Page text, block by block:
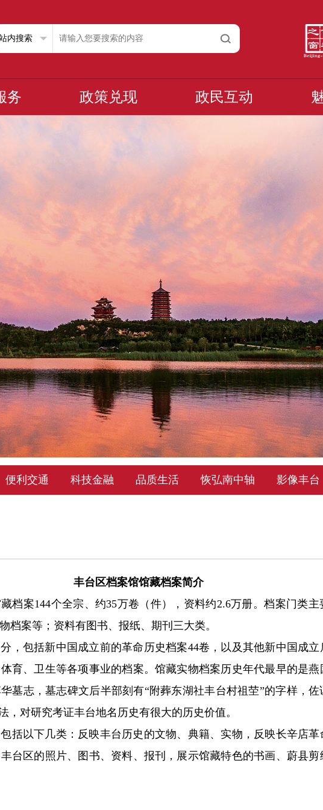
务 政策兑现 政民互动
便利交通 科技金融 品质生活 恢弘南中轴 影像丰台
丰台区档案馆馆藏档案简介
档案144个全宗、约35万卷（件），资料约2.6万册。档案门类主
档案等；资料有图书、报纸、期刊三大类。
，包括新中国成立前的革命历史档案44卷，以及其他新中国成立
育、卫生等各项事业的档案。馆藏实物档案历史年代最早的是燕
墓志，墓志碑文后半部刻有“附葬东湖社丰台村祖茔”的字样，
，对研究考证丰台地名历史有很大的历史价值。
括以下几类：反映丰台历史的文物、典籍、实物 ， 反映长辛店
台区的照片、图书、资料、报刊
， 展示馆藏特色的书画、蔚县剪